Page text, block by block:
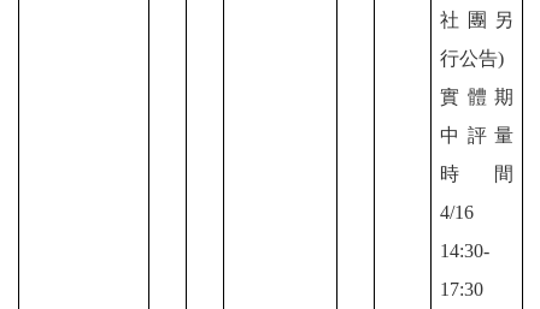
社團另
行公告)
實體期
中評量
時間
4/16
14:30-
17:30